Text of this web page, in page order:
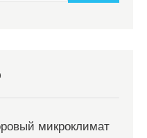
микроклимат